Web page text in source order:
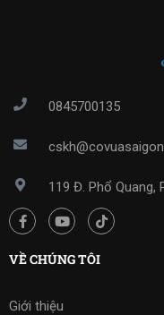
0845700135
119 Đ. Phổ Quang,
VỀ CHÚNG TÔI
Giới thiệu